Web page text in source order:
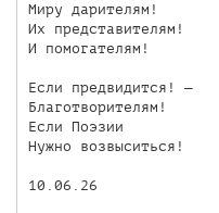
Миру дарителям!
Их представителям!
И помогателям!
Если предвидится! —
Благотворителям!
Если Поэзии
Нужно возвыситься!